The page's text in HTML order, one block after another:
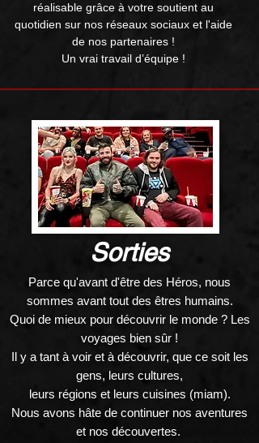
réalisable grâce à votre soutient au
quotidien sur nos réseaux sociaux et l'aide
de nos partenaires !
Un vrai travail d’équipe !
Sorties
Parce qu'avant d'être des Héros, nous
sommes avant tout des êtres humains.
Quoi de mieux pour découvrir le monde ? Les
voyages bien sûr !
Il y a tant à voir et à découvrir, que ce soit les
gens, leurs cultures,
leurs régions et leurs cuisines (miam).
Nous avons hâte de continuer nos aventures
et nos découvertes.